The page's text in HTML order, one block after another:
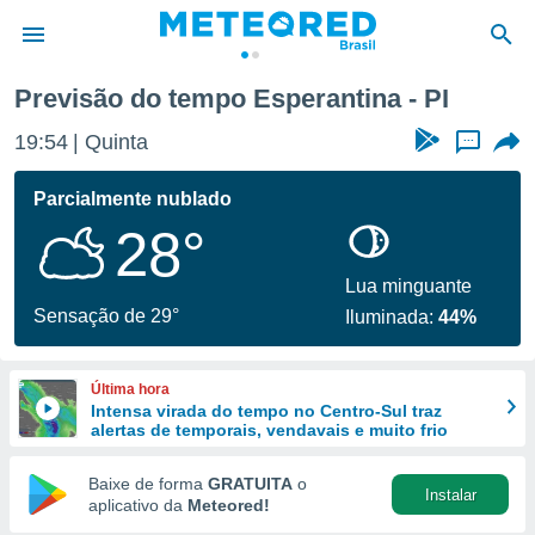
da
fornecidas
a este
das
e
forma
digital
Previsão do tempo Esperantina - PI
19:54 Quinta ...
Parcialmente nublado
28°
Sensação de 29°
Lua minguante
Iluminada:44%
Última hora
Intensa virada do tempo no Centro-Sul traz
alertas de temporais, vendavais e muito frio
Baixe de forma GRATUITA o
aplicativo da Meteored!
Instalar